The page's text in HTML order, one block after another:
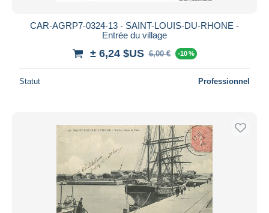
CAR-AGRP7-0324-13 - SAINT-LOUIS-DU-RHONE -
Entrée du village
± 6,24 $US 6,00 € -10 %
Statut Professionnel